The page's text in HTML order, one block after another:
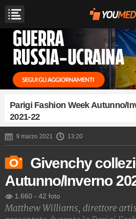
Parigi Fashion Week Autunno/
2021-22
9 marzo 2021 13:20
Givenchy
Autunno/Inverno
1.660 - 42 foto
Matthew Williams, direttore